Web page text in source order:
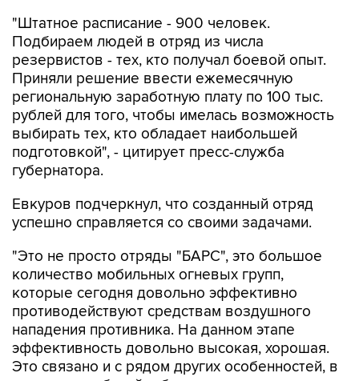
"Штатное расписание - 900 человек.
Подбираем людей в отряд из числа
резервистов - тех, кто получал боевой опыт.
Приняли решение ввести ежемесячную
региональную заработную плату по 100 тыс.
рублей для того, чтобы имелась возможность
выбирать тех, кто обладает наибольшей
подготовкой", - цитирует пресс-служба
губернатора.
Евкуров подчеркнул, что созданный отряд
успешно справляется со своими задачами.
"Это не просто отряды "БАРС", это большое
количество мобильных огневых групп,
которые сегодня довольно эффективно
противодействуют средствам воздушного
нападения противника. На данном этапе
эффективность довольно высокая, хорошая.
Это связано и с рядом других особенностей, в